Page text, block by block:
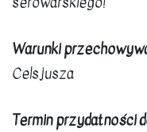
Warunki
Celsjusza
Termin przydatności